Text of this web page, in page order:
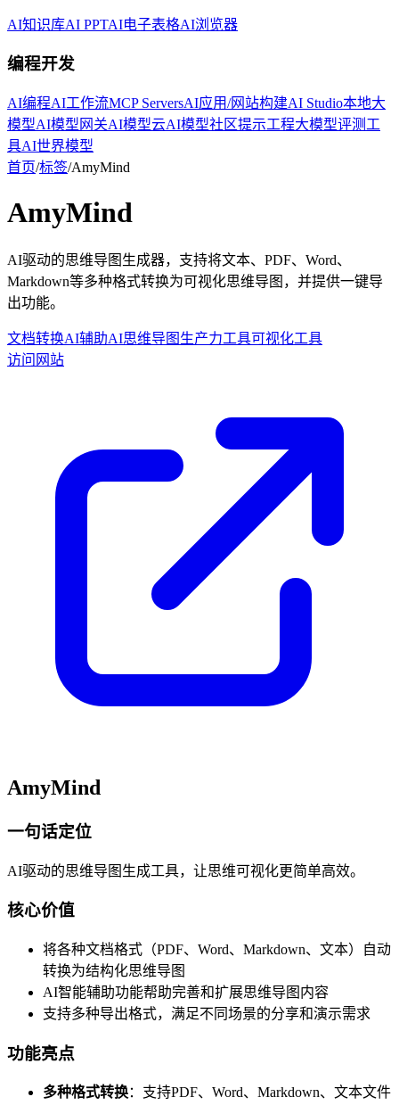
AI知识库AI PPTAI电子表格AI浏览器
编程开发
AI编程AI工作流MCP ServersAI应用/网站构建AI Studio本地大
模型AI模型网关AI模型云AI模型社区提示工程大模型评测工
具AI世界模型
首页/标签/AmyMind
AmyMind
AI驱动的思维导图生成器，支持将文本、PDF、Word、
Markdown等多种格式转换为可视化思维导图，并提供一键导
出功能。
文档转换AI辅助AI思维导图 生产力工具可视化工具
访问网站
AmyMind
一句话定位
AI驱动的思维导图生成工具，让思维可视化更简单高效。
核心价值
将各种文档格式（PDF、Word、Markdown、文本）自动
转换为结构化思维导图
AI智能辅助功能帮助完善和扩展思维导图内容
支持多种导出格式，满足不同场景的分享和演示需求
功能亮点
多种格式转换：支持PDF、Word、Markdown、文本文件